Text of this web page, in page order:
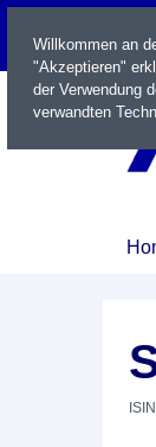
Willkommen an
"Akzeptieren"
der Verwendung
verwandten